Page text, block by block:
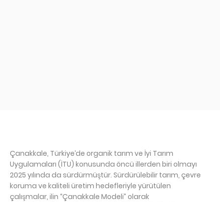
Çanakkale, Türkiye’de organik tarım ve İyi Tarım
Uygulamaları (İTU) konusunda öncü illerden biri olmayı
2025 yılında da sürdürmüştür. Sürdürülebilir tarım, çevre
koruma ve kaliteli üretim hedefleriyle yürütülen
çalışmalar, ilin “Çanakkale Modeli” olarak